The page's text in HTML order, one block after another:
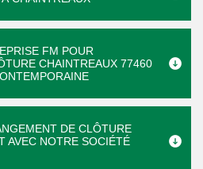
FM POUR
CHAINTREAUX 77460
DE CLÔTURE
AVEC NOTRE SOCIÉTÉ